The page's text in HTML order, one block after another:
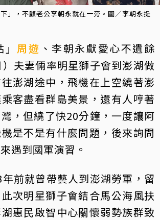
」，不顧老公李朝永就在一旁。圖／李朝永提
周遊 、李朝永獻愛心不遺餘
夫妻倆率明星獅子會到澎湖做
澎湖途中，飛機在上空繞著澎
客盡看群島美景，還有人哼著
灣，但繞了快20分鐘，一度讓阿
是不是有什麼問題，後來詢問
遇到國軍演習。
前就曾帶藝人到澎湖勞軍，留
次明星獅子會結合馬公海風扶
惠民啟智中心關懷弱勢族群致